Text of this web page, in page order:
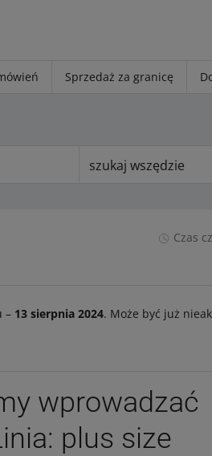
Sprzedaż za granicę
szukaj wszędzie
Czas
– 13 sierpnia 2024. Może być już
wprowadzać
plus size